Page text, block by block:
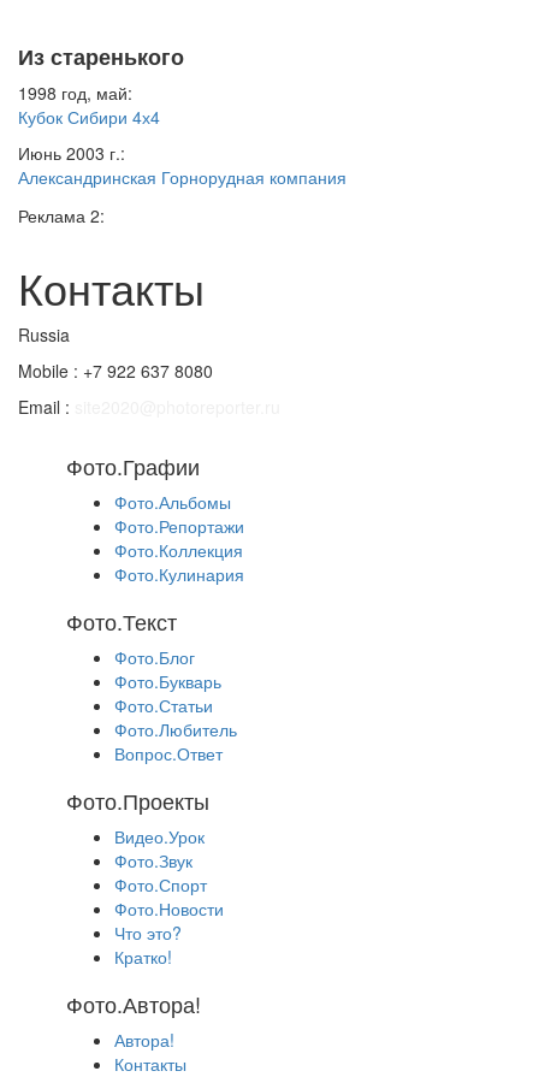
Из старенького
1998 год, май:
Кубок Сибири 4х4
Июнь 2003 г.:
Александринская Горнорудная компания
Реклама 2:
Контакты
Russia
Mobile : +7 922 637 8080
Email :
Фото.Графии
Фото.Альбомы
Фото.Репортажи
Фото.Коллекция
Фото.Кулинария
Фото.Текст
Фото.Блог
Фото.Букварь
Фото.Статьи
Фото.Любитель
Вопрос.Ответ
Фото.Проекты
Видео.Урок
Фото.Звук
Фото.Спорт
Фото.Новости
Что это?
Кратко!
Фото.Автора!
Автора!
Контакты